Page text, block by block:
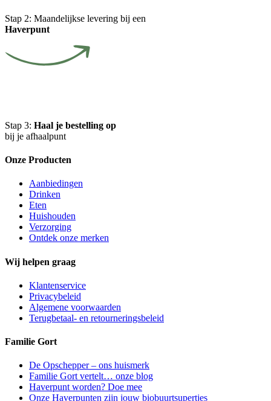
Stap 2: Maandelijkse levering bij een
Haverpunt
Stap 3: Haal je bestelling op
bij je afhaalpunt
Onze Producten
Aanbiedingen
Drinken
Eten
Huishouden
Verzorging
Ontdek onze merken
Wij helpen graag
Klantenservice
Privacybeleid
Algemene voorwaarden
Terugbetaal- en retourneringsbeleid
Familie Gort
De Opschepper – ons huismerk
Familie Gort vertelt… onze blog
Haverpunt worden? Doe mee
Onze Haverpunten zijn jouw biobuurtsupertjes